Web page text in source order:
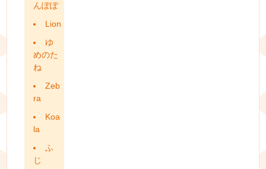
んぽぽ
Lion
ゆ
めのた
ね
Zeb
ra
Koa
la
ふ
じ